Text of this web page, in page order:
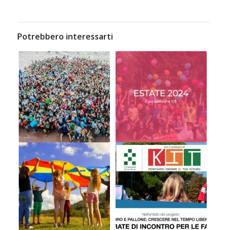
Potrebbero interessarti